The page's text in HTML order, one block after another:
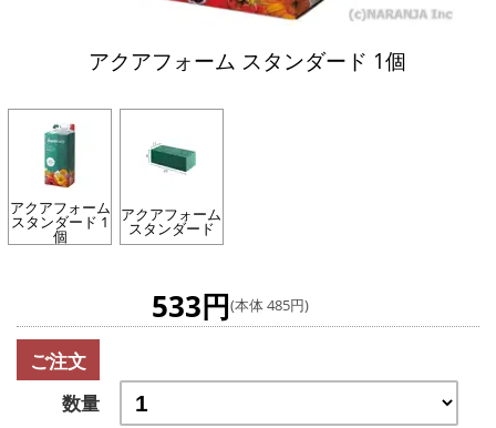
アクアフォーム スタンダード 1個
アクアフォーム
スタンダード 1
個
アクアフォーム
スタンダード
533円(本体 485円)
ご注文
数量